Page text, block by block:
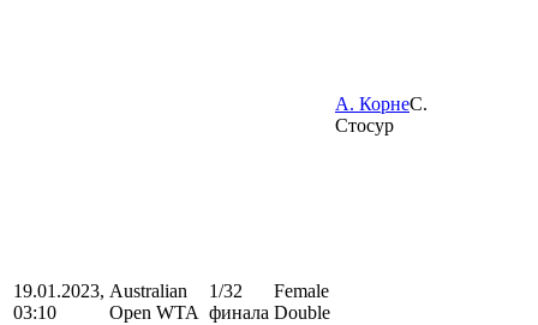
19.01.2023,
03:10
Australian
Open WTA
1/32
финала
Female
Double
А. КорнеС.
Стосур